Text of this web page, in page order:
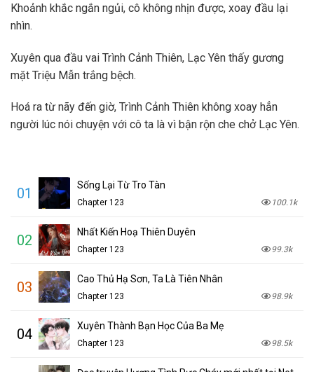
Khoảnh khắc ngắn ngủi, cô không nhịn được, xoay đầu lại
nhìn.
Xuyên qua đầu vai Trình Cảnh Thiên, Lạc Yên thấy gương
mặt Triệu Mẫn trắng bệch.
Hoá ra từ nãy đến giờ, Trình Cảnh Thiên không xoay hẳn
người lúc nói chuyện với cô ta là vì bận rộn che chở Lạc Yên.
01 Sống Lại Từ Tro Tàn
Chapter 123 100.1k
02 Nhất Kiến Hoạ Thiên Duyên
Chapter 123 99.3k
03 Cao Thủ Hạ Sơn, Ta Là Tiên Nhân
Chapter 123 98.9k
04 Xuyên Thành Bạn Học Của Ba Mẹ
Chapter 123 98.5k